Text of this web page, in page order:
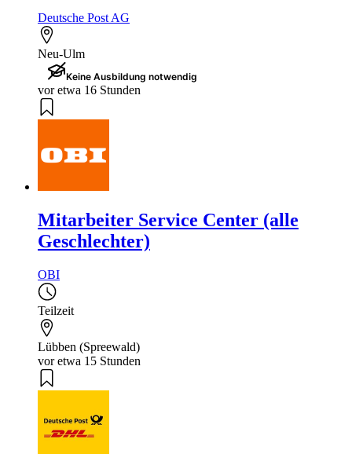
Deutsche Post AG
Neu-Ulm
Keine Ausbildung notwendig
vor etwa 16 Stunden
Mitarbeiter Service Center (alle
Geschlechter)
OBI
Teilzeit
Lübben (Spreewald)
vor etwa 15 Stunden